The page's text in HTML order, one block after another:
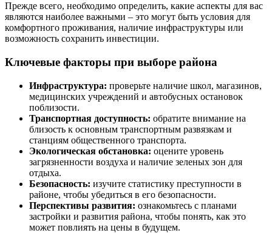
Прежде всего, необходимо определить, какие аспекты для вас
являются наиболее важными – это могут быть условия для
комфортного проживания, наличие инфраструктуры или
возможность сохранить инвестиции.
Ключевые факторы при выборе района
Инфраструктура: проверьте наличие школ, магазинов,
медицинских учреждений и автобусных остановок
поблизости.
Транспортная доступность: обратите внимание на
близость к основным транспортным развязкам и
станциям общественного транспорта.
Экологическая обстановка: оцените уровень
загрязненности воздуха и наличие зеленых зон для
отдыха.
Безопасность: изучите статистику преступности в
районе, чтобы убедиться в его безопасности.
Перспективы развития: ознакомьтесь с планами
застройки и развития района, чтобы понять, как это
может повлиять на цены в будущем.